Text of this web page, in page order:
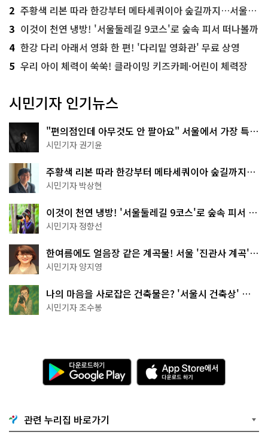
2 주황색 리본 따라 한강부터 메타세쿼이아 숲길까지…서울둘레길 15코스
3 이것이 천연 냉방! '서울둘레길 9코스'로 숲속 피서 떠나볼까
4 한강 다리 아래서 영화 한 편! '다리밑 영화관' 무료 상영
5 우리 아이 체력이 쑥쑥! 클라이밍 키즈카페·어린이 체력장
시민기자 인기뉴스
"편의점인데 아무것도 안 팔아요" 서울에서 가장 특별
한 편의점의 정체
시민기자 권기윤
주황색 리본 따라 한강부터 메타세쿼이아 숲길까지…
서울둘레길 15코스
시민기자 박상현
이것이 천연 냉방! '서울둘레길 9코스'로 숲속 피서 떠
나볼까
시민기자 정향선
한여름에도 얼음장 같은 계곡물! 서울 '진관사 계곡'이
천국이네~
시민기자 양지영
나의 마음을 사로잡은 건축물은? '서울시 건축상' 수
상작 공개!
시민기자 조수봉
다
운
로
기
G
o
A
p
p
e
관련 누리집 바로가기